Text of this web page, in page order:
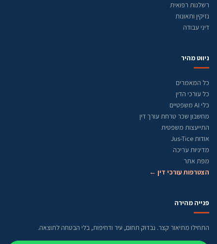
רשלנות רפואית
נזיקין ותאונות
דיני עבודה
ניווט מהיר
כל המאמרים
כל עורכי הדין
כלי AI משפטיים
מחשבון שכר טרחת עורך דין
התייעצות משפטית
אודות Jus-Tice
מדיניות עריכה
מפת אתר
הצטרפות עורכי דין ←
פנייה מהירה
התחילו מתיאור קצר. נבדוק תחום, עיר ודחיפות, בלי הבטחה לתוצאה.